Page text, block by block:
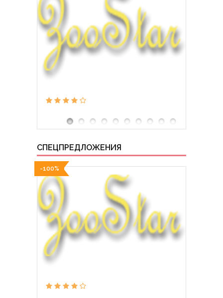
СПЕЦПРЕДЛОЖЕНИЯ
-100%